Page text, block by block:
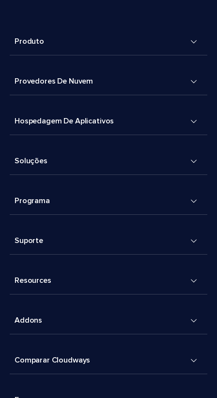
Produto
Provedores De Nuvem
Hospedagem De Aplicativos
Soluções
Programa
Suporte
Resources
Addons
Comparar Cloudways